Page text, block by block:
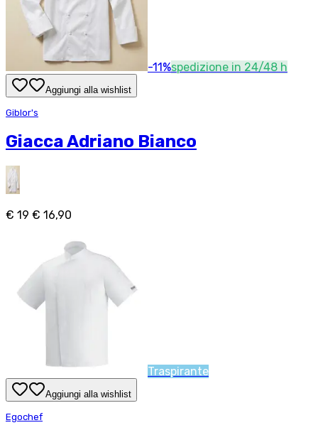
-11 %spedizione in 24/48 h
Aggiungi alla wishlist
Giblor's
Giacca Adriano Bianco
€ 19 € 16,90
Traspirante
Aggiungi alla wishlist
Egochef